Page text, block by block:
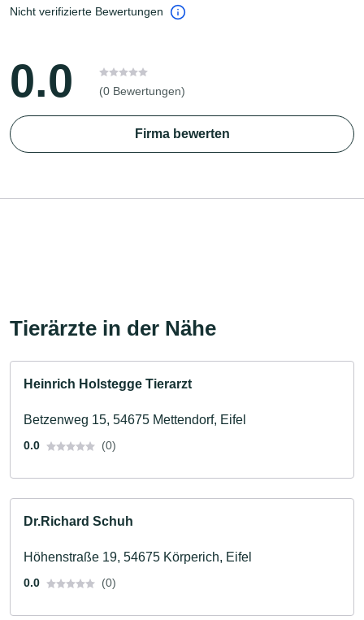
Nicht verifizierte Bewertungen
0.0 (0 Bewertungen)
Firma bewerten
Tierärzte in der Nähe
Heinrich Holstegge Tierarzt
Betzenweg 15, 54675 Mettendorf, Eifel
0.0 (0)
Dr.Richard Schuh
Höhenstraße 19, 54675 Körperich, Eifel
0.0 (0)